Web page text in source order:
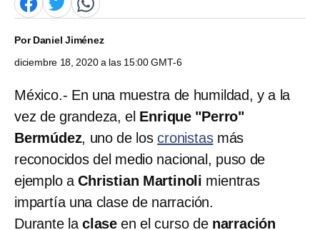
PorDaniel Jiménez
diciembre 18, 2020 a las 15:00 GMT-6
México.- En una muestra de humildad, y a la
vez de grandeza, el Enrique "Perro"
Bermúdez, uno de loscronistasmás
reconocidos del medio nacional, puso de
ejemplo aChristian Martinoli mientras
impartía una clase de narración.
Durante la claseen el curso de narración